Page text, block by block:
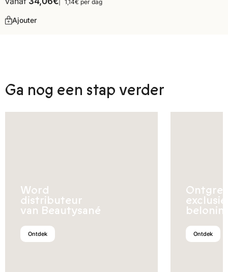
1,14€ per dag
Ajouter
Ga nog een stap verder
Word
distributeur
van Beautysané
Ontdek Ontdek